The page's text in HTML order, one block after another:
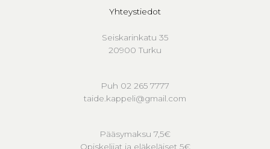
Yhteystiedot
Seiskarinkatu 35
20900 Turku
Puh 02 265 7777
taide.kappeli@gmail.com
Pääsymaksu 7,5€
Opiskelijat ja eläkeläiset 5€